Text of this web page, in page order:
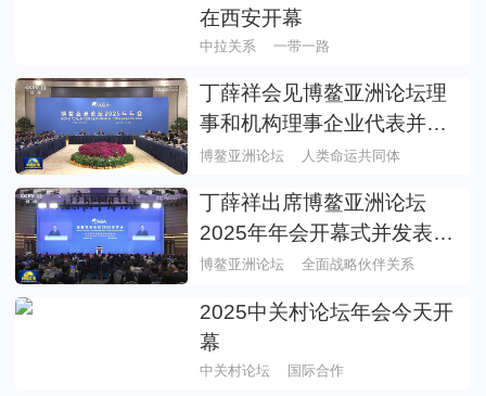
在西安开幕
中拉关系 一带一路
丁薛祥会见博鳌亚洲论坛理
事和机构理事企业代表并与
中外企业家代表座谈
博鳌亚洲论坛 人类命运共同体
丁薛祥出席博鳌亚洲论坛
2025年年会开幕式并发表主
旨演讲
博鳌亚洲论坛 全面战略伙伴关系
2025中关村论坛年会今天开
幕
中关村论坛 国际合作